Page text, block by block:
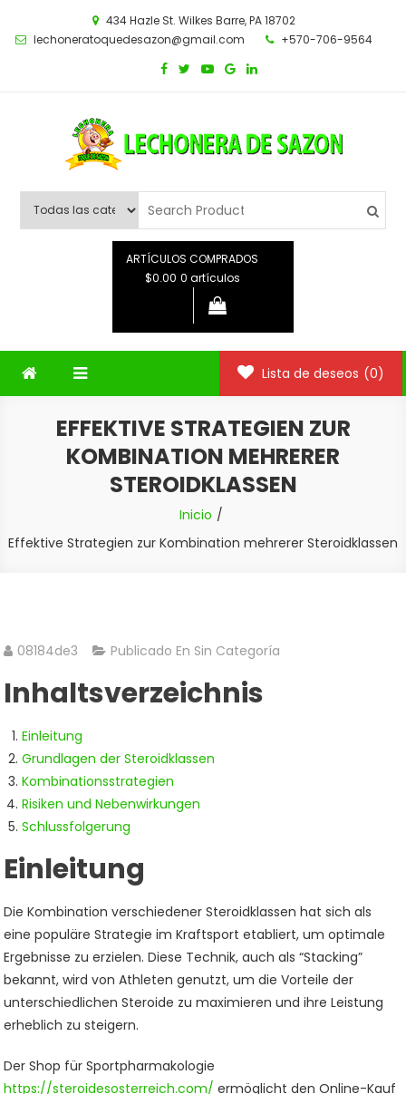
434 Hazle St. Wilkes Barre, PA 18702
lechoneratoquedesazon@gmail.com
+570-706-9564
ARTÍCULOS COMPRADOS
$0.00 0 artículos
Lista de deseos (0)
EFFEKTIVE STRATEGIEN ZUR
KOMBINATION MEHRERER
STEROIDKLASSEN
Inicio
Effektive Strategien zur Kombination mehrerer Steroidklassen
08184de3 Publicado En Sin Categoría
Inhaltsverzeichnis
Einleitung
Grundlagen der Steroidklassen
Kombinationsstrategien
Risiken und Nebenwirkungen
Schlussfolgerung
Einleitung
Die Kombination verschiedener Steroidklassen hat sich als
eine populäre Strategie im Kraftsport etabliert, um optimale
Ergebnisse zu erzielen. Diese Technik, auch als “Stacking”
bekannt, wird von Athleten genutzt, um die Vorteile der
unterschiedlichen Steroide zu maximieren und ihre Leistung
erheblich zu steigern.
Der Shop für Sportpharmakologie
https://steroidesosterreich.com/ ermöglicht den Online-Kauf